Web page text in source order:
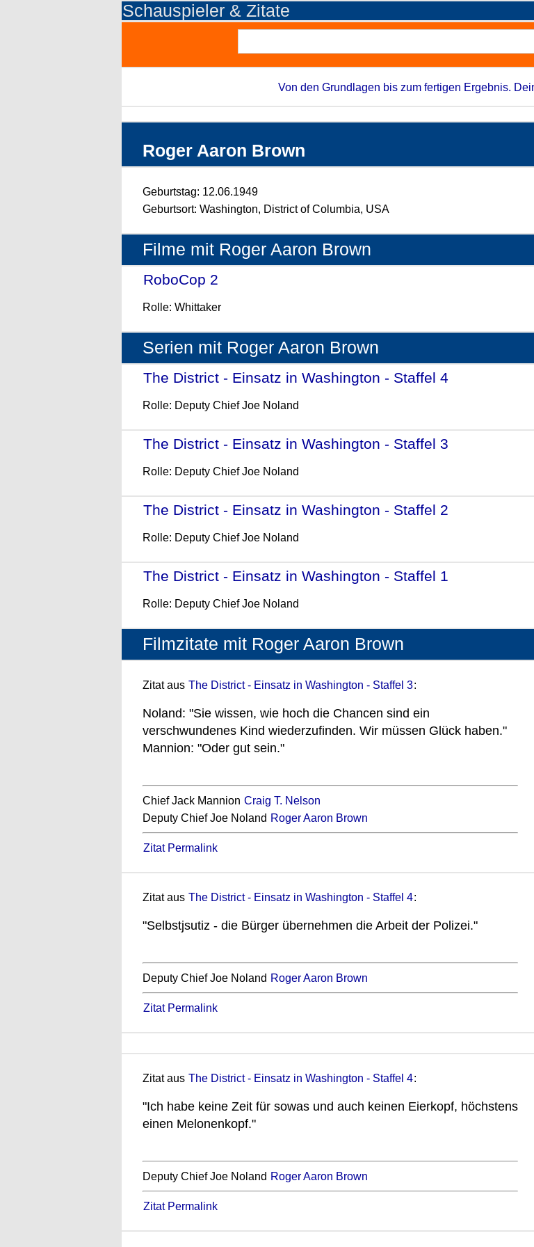
Schauspieler & Zitate
Von den Grundlagen bis zum fertigen Ergebnis.
Roger Aaron Brown
Geburtstag: 12.06.1949
Geburtsort: Washington, District of Columbia, USA
Filme mit Roger Aaron Brown
RoboCop 2
Rolle: Whittaker
Serien mit Roger Aaron Brown
The District - Einsatz in Washington - Staffel 4
Rolle: Deputy Chief Joe Noland
The District - Einsatz in Washington - Staffel 3
Rolle: Deputy Chief Joe Noland
The District - Einsatz in Washington - Staffel 2
Rolle: Deputy Chief Joe Noland
The District - Einsatz in Washington - Staffel 1
Rolle: Deputy Chief Joe Noland
Filmzitate mit Roger Aaron Brown
Zitat aus The District - Einsatz in Washington - Staffel 3:
Noland: "Sie wissen, wie hoch die Chancen sind ein
verschwundenes Kind wiederzufinden. Wir müssen Glück haben."
Mannion: "Oder gut sein."
Chief Jack Mannion Craig T. Nelson
Deputy Chief Joe Noland Roger Aaron Brown
Zitat Permalink
Zitat aus The District - Einsatz in Washington - Staffel 4:
"Selbstjsutiz - die Bürger übernehmen die Arbeit der Polizei."
Deputy Chief Joe Noland Roger Aaron Brown
Zitat Permalink
Zitat aus The District - Einsatz in Washington - Staffel 4:
"Ich habe keine Zeit für sowas und auch keinen Eierkopf, höchstens
einen Melonenkopf."
Deputy Chief Joe Noland Roger Aaron Brown
Zitat Permalink